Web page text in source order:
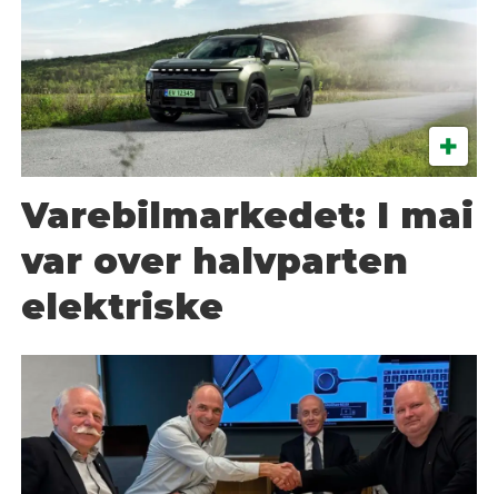
Varebilmarkedet: I mai
var over halvparten
elektriske